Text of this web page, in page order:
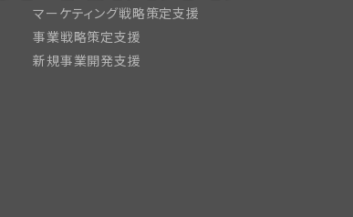
マーケティング戦略策定支援
事業戦略策定支援
新規事業開発支援